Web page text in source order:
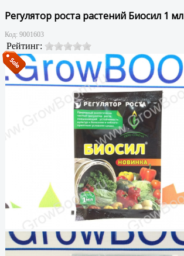
Регулятор роста растений Биосил 1 мл
Код: 9001603
Рейтинг: